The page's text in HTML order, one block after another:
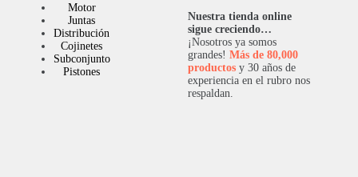
Motor
Juntas
Distribución
Cojinetes
Subconjunto
Pistones
Nuestra tienda online
sigue creciendo…
¡Nosotros ya somos
grandes!Más de 80,000
productos y 30 años de
experiencia en el rubro nos
respaldan.